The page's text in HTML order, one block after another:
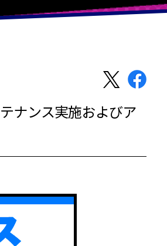
ナンス実施およびア